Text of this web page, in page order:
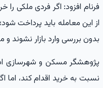
فرنام افزود: اگر فردی ملکی
از این معامله باید پرداخت
بدون بررسی وارد بازار نشوند